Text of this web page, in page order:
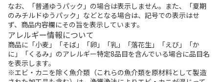
なお、「普通ゆうパック」の場合は表示しません。また、「夏期
のみチルドゆうパック」などとなる場合は、記号での表示はせ
ず、商品内容欄にその旨を表示しています。
アレルギー情報について
商品に「小麦」「そば」「卵」「乳」「落花生」「えび」「か
に」「くるみ」のアレルギー特定8品目を含んでいる場合に品目名
を表示します。
※エビ・カニを除く魚介類（これらの魚介類を原材料として製造